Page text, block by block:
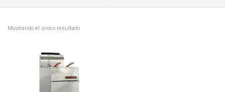
Mostrando el único resultado